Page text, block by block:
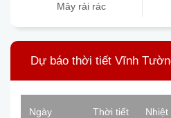
mây rải rác
Dự báo thời tiết Vĩnh
Ngày Thời tiết Nhiệt